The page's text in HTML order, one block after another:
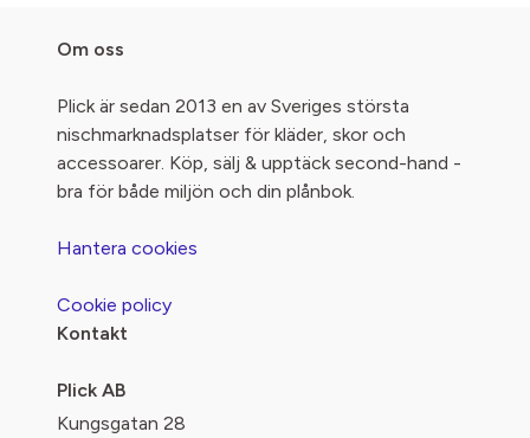
Om oss
Plick är sedan 2013 en av Sveriges största
nischmarknadsplatser för kläder, skor och
accessoarer. Köp, sälj & upptäck second-hand -
bra för både miljön och din plånbok.
Hantera cookies
Cookie policy
Kontakt
Plick AB
Kungsgatan 28